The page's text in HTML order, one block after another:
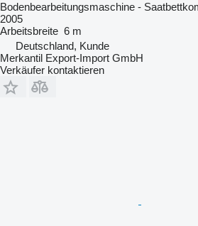
Bodenbearbeitungsmaschine -
2005
Arbeitsbreite 6 m
Deutschland, Kunde
Merkantil Export-Import GmbH
Verkäufer kontaktieren